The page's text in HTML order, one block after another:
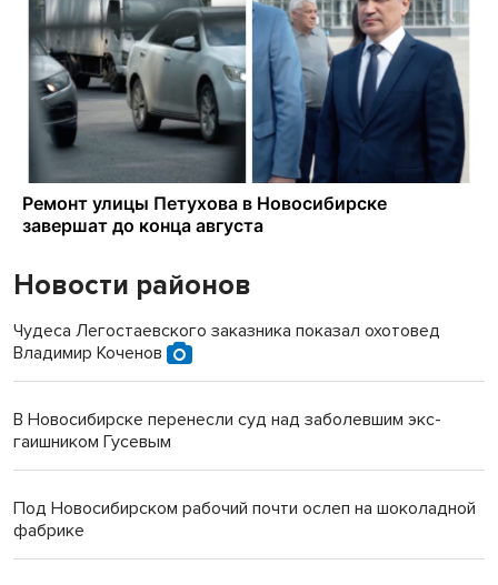
Новости районов
Чудеса Легостаевского заказника показал охотовед
Владимир Коченов
В Новосибирске перенесли суд над заболевшим экс-
гаишником Гусевым
Под Новосибирском рабочий почти ослеп на шоколадной
фабрике